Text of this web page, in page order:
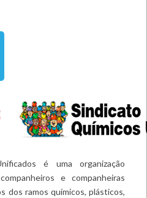
é uma organização
e companheiras
dos ramos químicos, plásticos,